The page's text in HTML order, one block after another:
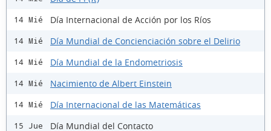
14 Mié Día Internacional de Acción por los Ríos
14 Mié Día Mundial de Concienciación sobre el Delirio
14 Mié Día Mundial de la Endometriosis
14 Mié Nacimiento de Albert Einstein
14 Mié Día Internacional de las Matemáticas
15 Jue Día Mundial del Contacto